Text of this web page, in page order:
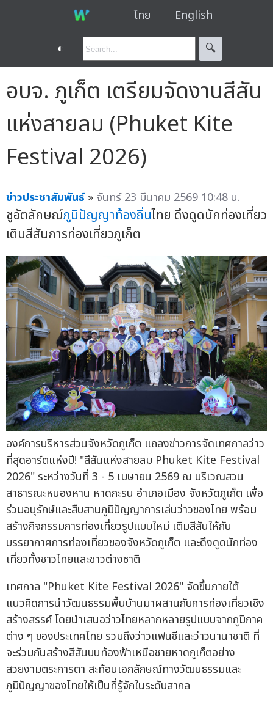
ไทย English
◐ 🔍︎
อบจ. ภูเก็ต เตรียมจัดงานสีสัน
แห่งสายลม (Phuket Kite
Festival 2026)
ข่าวประชาสัมพันธ์ » จันทร์ 23 มีนาคม 2569 10:48 น.
ชูอัตลักษณ์ภูมิปัญญาท้องถิ่นไทย ดึงดูดนักท่องเที่ยว
เติมสีสันการท่องเที่ยวภูเก็ต
องค์การบริหารส่วนจังหวัดภูเก็ต แถลงข่าวการจัดเทศกาลว่าว
ที่สุดอาร์ตแห่งปี! "สีสันแห่งสายลม Phuket Kite Festival
2026" ระหว่างวันที่ 3 - 5 เมษายน 2569 ณ บริเวณสวน
สาธารณะหนองหาน หาดกะรน อำเภอเมือง จังหวัดภูเก็ต เพื่อ
ร่วมอนุรักษ์และสืบสานภูมิปัญญาการเล่นว่าวของไทย พร้อม
สร้างกิจกรรมการท่องเที่ยวรูปแบบใหม่ เติมสีสันให้กับ
บรรยากาศการท่องเที่ยวของจังหวัดภูเก็ต และดึงดูดนักท่อง
เที่ยวทั้งชาวไทยและชาวต่างชาติ
เทศกาล "Phuket Kite Festival 2026" จัดขึ้นภายใต้
แนวคิดการนำวัฒนธรรมพื้นบ้านมาผสานกับการท่องเที่ยวเชิง
สร้างสรรค์ โดยนำเสนอว่าวไทยหลากหลายรูปแบบจากภูมิภาค
ต่าง ๆ ของประเทศไทย รวมถึงว่าวแฟนซีและว่าวนานาชาติ ที่
จะร่วมกันสร้างสีสันบนท้องฟ้าเหนือชายหาดภูเก็ตอย่าง
สวยงามตระการตา สะท้อนเอกลักษณ์ทางวัฒนธรรมและ
ภูมิปัญญาของไทยให้เป็นที่รู้จักในระดับสากล